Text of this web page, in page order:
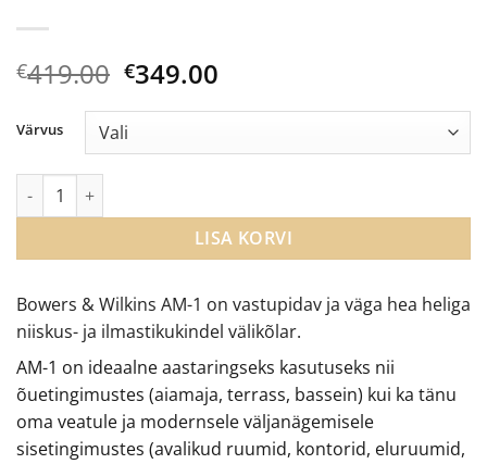
€419.00 Algne
oli:
€419.00.
€349.00
€349.00.
Bowers & Wilkins AM-1 on vastupidav ja väga hea heliga
niiskus- ja ilmastikukindel välikõlar.
AM-1 on ideaalne aastaringseks kasutuseks nii
õuetingimustes (aiamaja, terrass, bassein) kui ka tänu
oma veatule ja modernsele väljanägemisele
sisetingimustes (avalikud ruumid, kontorid, eluruumid,
Värvus
Bowers & Wilkins AM-1 niiskuskindel välikõlar kogus
LISA KORVI